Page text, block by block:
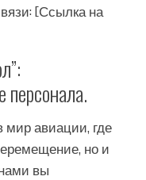
[Ссылка на
персонала.
авиации, где
но и
вы